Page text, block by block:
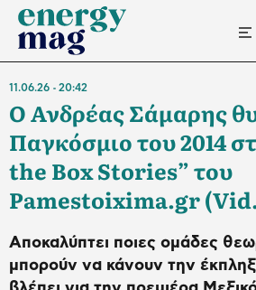
11.06.26 20:42
Ο Ανδρέας Σάμαρης
Παγκόσμιο του 2014
the Box Stories” του
Pamestoixima.gr
Αποκαλύπτει ποιες ομάδες
μπορούν να κάνουν την